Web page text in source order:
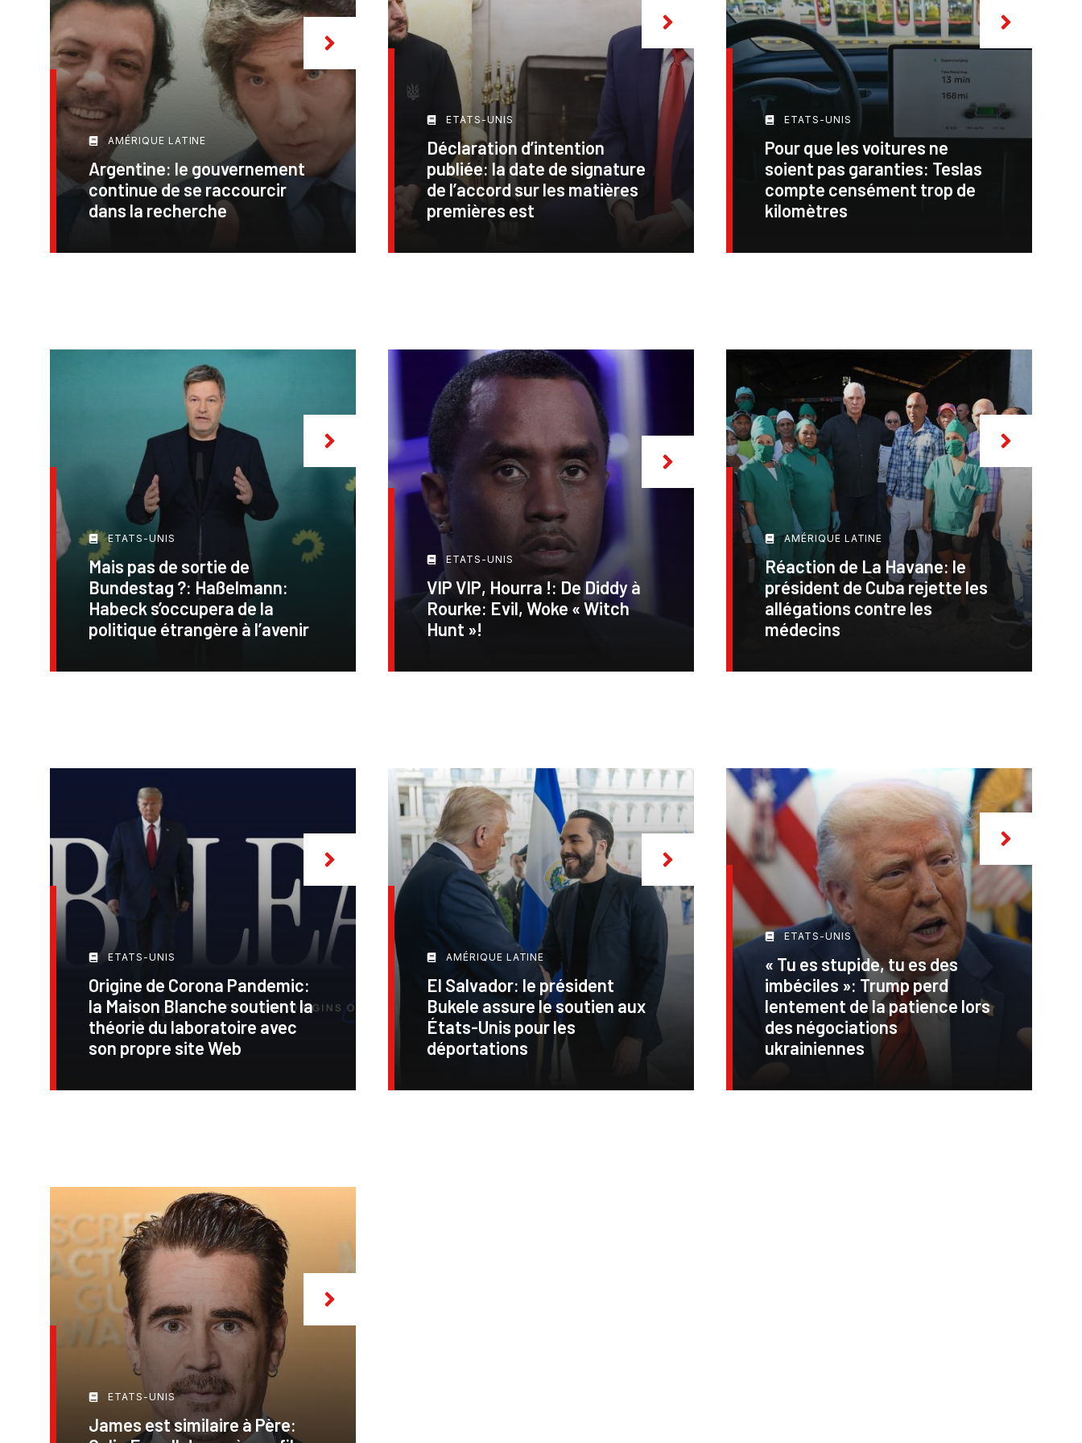
AMÉRIQUE LATINE
Argentine: le gouvernement
continue de se raccourcir
dans la recherche
ETATS-UNIS
Déclaration d’intention
publiée: la date de signature
de l’accord sur les matières
premières est
ETATS-UNIS
Pour que les voitures ne
soient pas garanties: Teslas
compte censément trop de
kilomètres
ETATS-UNIS
Mais pas de sortie de
Bundestag ?: Haßelmann:
Habeck s’occupera de la
politique étrangère à l’avenir
ETATS-UNIS
VIP VIP, Hourra !: De Diddy à
Rourke: Evil, Woke « Witch
Hunt »!
AMÉRIQUE LATINE
Réaction de La Havane: le
président de Cuba rejette les
allégations contre les
médecins
ETATS-UNIS
Origine de Corona Pandemic:
la Maison Blanche soutient la
théorie du laboratoire avec
son propre site Web
AMÉRIQUE LATINE
El Salvador: le président
Bukele assure le soutien aux
États-Unis pour les
déportations
ETATS-UNIS
« Tu es stupide, tu es des
imbéciles »: Trump perd
lentement de la patience lors
des négociations
ukrainiennes
ETATS-UNIS
James est similaire à Père: